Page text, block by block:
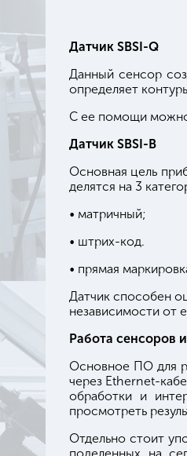
Датчик SBSI-Q
Данный сенсор
определяет
С ее помощи можно
Датчик SBSI-B
Основная цель
делятся на 3
• матричный;
• штрих-код.
• прямая
Датчик способен
независимости от
Работа сенсоров
Основное ПО для
через Ethernet-
обработки и
просмотреть
Отдельно стоит